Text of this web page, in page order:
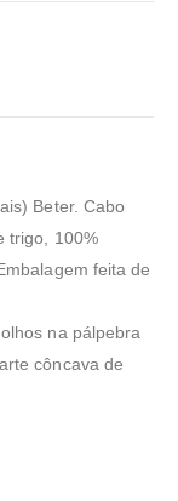
Beter. Cabo
trigo, 100%
feita de
na pálpebra
côncava de